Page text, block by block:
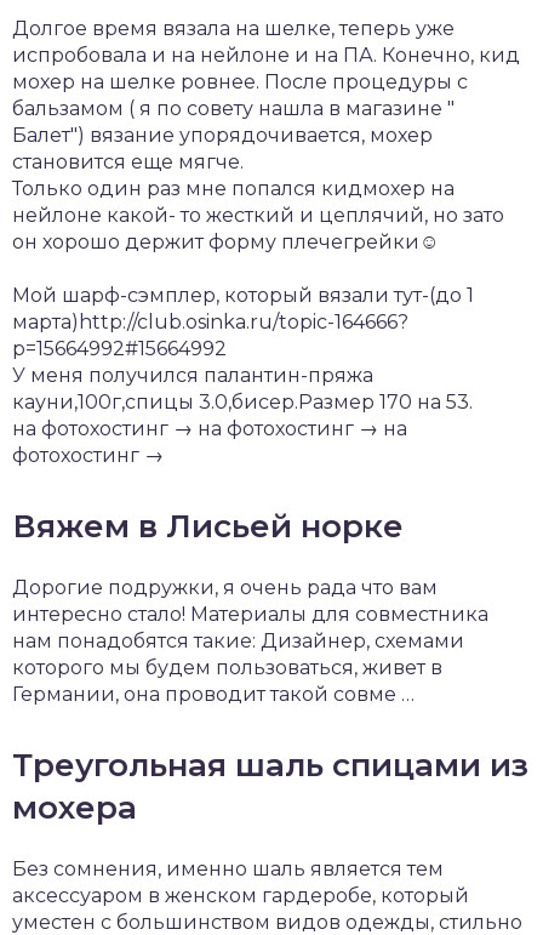
Долгое время вязала на шелке, теперь уже
испробовала и на нейлоне и на ПА. Конечно, кид
мохер на шелке ровнее. После процедуры с
бальзамом ( я по совету нашла в магазине "
Балет") вязание упорядочивается, мохер
становится еще мягче.
Только один раз мне попался кидмохер на
нейлоне какой- то жесткий и цеплячий, но зато
он хорошо держит форму плечегрейки☺
Мой шарф-сэмплер, который вязали тут-(до 1
марта)http://club.osinka.ru/topic-164666?
p=15664992#15664992
У меня получился палантин-пряжа
кауни,100г,спицы 3.0,бисер.Размер 170 на 53.
на фотохостинг → на фотохостинг → на
фотохостинг →
Вяжем в Лисьей норке
Дорогие подружки, я очень рада что вам
интересно стало! Материалы для совместника
нам понадобятся такие: Дизайнер, схемами
которого мы будем пользоваться, живет в
Германии, она проводит такой совме …
Треугольная шаль спицами из
мохера
Без сомнения, именно шаль является тем
аксессуаром в женском гардеробе, который
уместен с большинством видов одежды, стильно